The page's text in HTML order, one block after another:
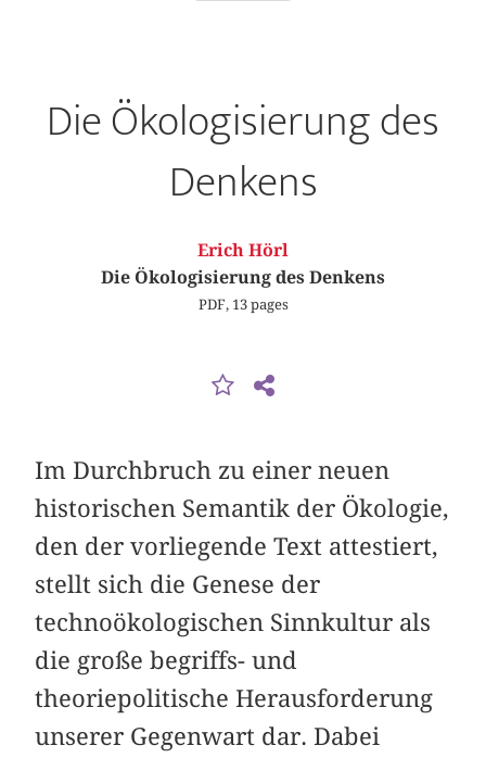
Die Ökologisierung des
Denkens
Erich Hörl
Die Ökologisierung des Denkens
PDF, 13 pages
Im Durchbruch zu einer neuen
historischen Semantik der Ökologie,
den der vorliegende Text attestiert,
stellt sich die Genese der
technoökologischen Sinnkultur als
die große begriffs- und
theoriepolitische Herausforderung
unserer Gegenwart dar. Dabei